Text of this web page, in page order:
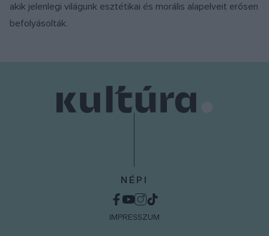
akik jelenlegi világunk esztétikai és morális alapelveit erősen
befolyásolták.
NÉPI
IMPRESSZUM